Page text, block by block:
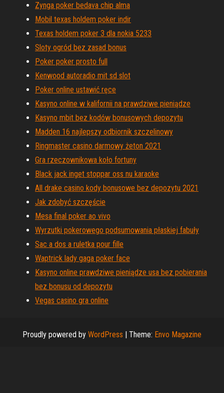
Zynga poker bedava chip alma
Mobil texas holdem poker indir
Texas holdem poker 3 dla nokia 5233
Sloty ogród bez zasad bonus
Poker poker prosto full
Kenwood autoradio mit sd slot
Poker online ustawić ręce
Kasyno online w kalifornii na prawdziwe pieniądze
Kasyno mbit bez kodów bonusowych depozytu
Madden 16 najlepszy odbiornik szczelinowy
Ringmaster casino darmowy żeton 2021
Gra rzeczownikowa koło fortuny
Black jack inget stoppar oss nu karaoke
All drake casino kody bonusowe bez depozytu 2021
Jak zdobyć szczęście
Mesa final poker ao vivo
Wyrzutki pokerowego podsumowania płaskiej fabuły
Sac a dos a ruletka pour fille
Waptrick lady gaga poker face
Kasyno online prawdziwe pieniądze usa bez pobierania
bez bonusu od depozytu
Vegas casino gra online
Proudly powered by WordPress | Theme: Envo Magazine